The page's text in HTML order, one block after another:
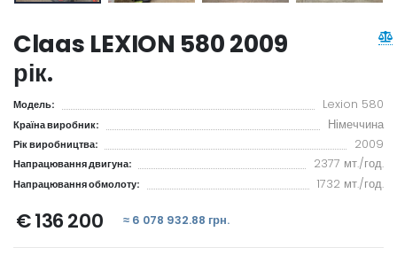
Claas LEXION 580 2009
рік.
Модель: Lexion 580
Країна виробник: Німеччина
Рік виробництва: 2009
Напрацювання двигуна: 2377 мт./год.
Напрацювання обмолоту: 1732 мт./год.
€ 136 200 ≈ 6 078 932.88 грн.